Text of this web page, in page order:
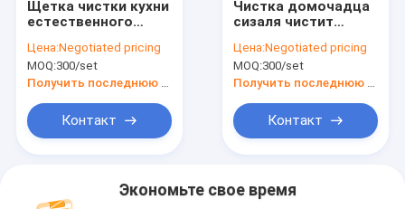
Щетка чистки кухни
естественного
дружелюбная с
ручкой 23cm
Цена:Negotiated pricing
MOQ:300/set
Получить последнюю цену
Контакт
Чистка домочадца
сизаля чистит
естественная кухня
Scrub щетка
Цена:Negotiated pricing
MOQ:300/set
Получить последнюю цену
Контакт
Экономьте свое время